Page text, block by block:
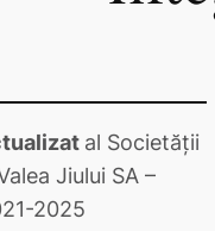
al Societăţii
Jiului SA –
2025